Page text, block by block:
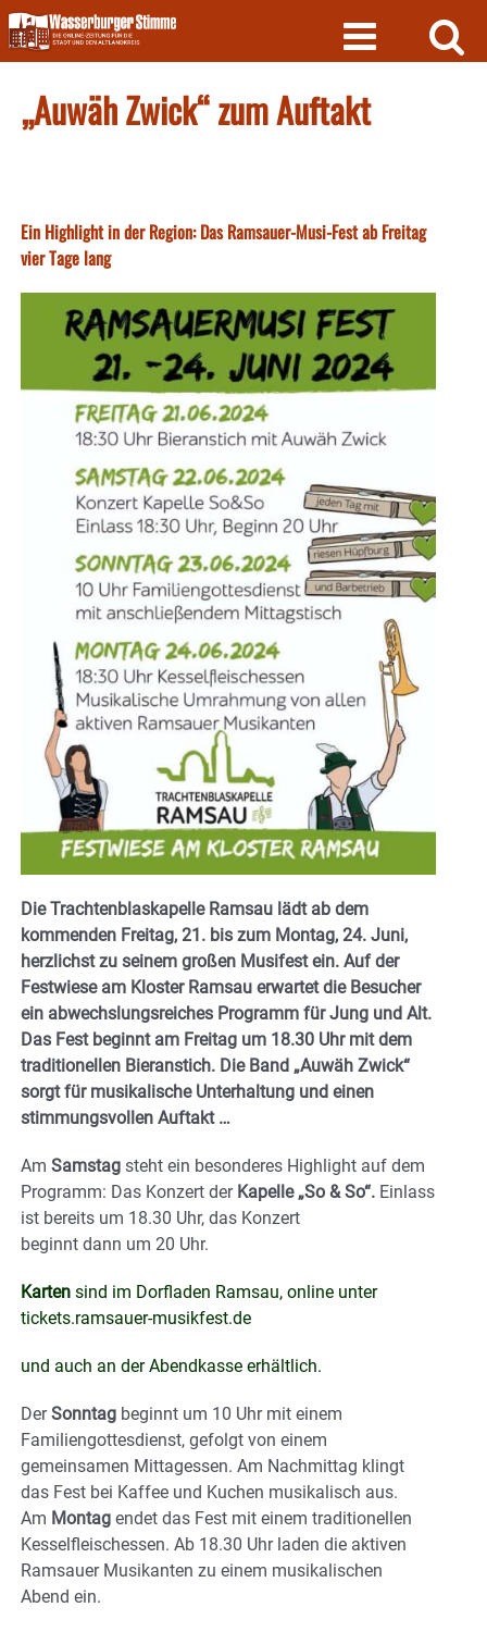
Skip
to
content
„Auwäh Zwick“ zum Auftakt
Ein Highlight in der Region: Das Ramsauer-Musi-Fest ab Freitag
vier Tage lang
Die Trachtenblaskapelle Ramsau lädt ab dem
kommenden Freitag, 21. bis zum Montag, 24. Juni,
herzlichst zu seinem großen Musifest ein. Auf der
Festwiese am Kloster Ramsau erwartet die Besucher
ein abwechslungsreiches Programm für Jung und Alt.
Das Fest beginnt am Freitag um 18.30 Uhr mit dem
traditionellen Bieranstich. Die Band „Auwäh Zwick“
sorgt für musikalische Unterhaltung und einen
stimmungsvollen Auftakt …
Am Samstag steht ein besonderes Highlight auf dem
Programm: Das Konzert der Kapelle „So & So“. Einlass
ist bereits um 18.30 Uhr, das Konzert
beginnt dann um 20 Uhr.
Karten sind im Dorfladen Ramsau, online unter
tickets.ramsauer-musikfest.de
und auch an der Abendkasse erhältlich.
DerSonntag beginnt um 10 Uhr mit einem
Familiengottesdienst, gefolgt von einem
gemeinsamen Mittagessen. Am Nachmittag klingt
das Fest bei Kaffee und Kuchen musikalisch aus.
Am Montag endet das Fest mit einem traditionellen
Kesselfleischessen. Ab 18.30 Uhr laden die aktiven
Ramsauer Musikanten zu einem musikalischen
Abend ein.